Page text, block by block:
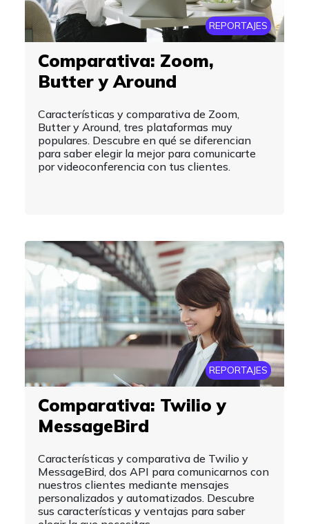
REPORTAJES
Comparativa: Zoom,
Butter y Around
Características y comparativa de Zoom,
Butter y Around, tres plataformas muy
populares. Descubre en qué se diferencian
para saber elegir la mejor para comunicarte
por videoconferencia con tus clientes.
REPORTAJES
Comparativa: Twilio y
MessageBird
Características y comparativa de Twilio y
MessageBird, dos API para comunicarnos con
nuestros clientes mediante mensajes
personalizados y automatizados. Descubre
sus características y ventajas para saber